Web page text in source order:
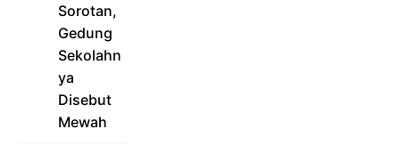
Sorotan,
Gedung
Sekolahn
ya
Disebut
Mewah